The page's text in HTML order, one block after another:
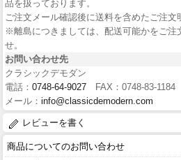
品を扱っております。
ご注文メール確認後に送料を含めたご注文
※離島につきましては、配送可能かをご注
せ。
お問い合わせ先
クラシックデモダン
電話： 0748-64-9027 FAX：0748-83-1184
メール： info@classicdemodern.com
レビューを書く
商品についてのお問い合わせ